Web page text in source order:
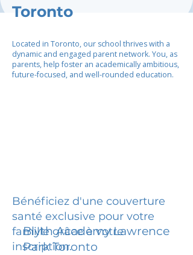
Toronto
Located in Toronto, our school thrives with a
dynamic and engaged parent network. You, as
parents, help foster an academically ambitious,
future-focused, and well-rounded education.
Bénéficiez d'une couverture
santé exclusive pour votre
famille grâce à votre
inscription.
Blyth Academy Lawrence
Park Toronto